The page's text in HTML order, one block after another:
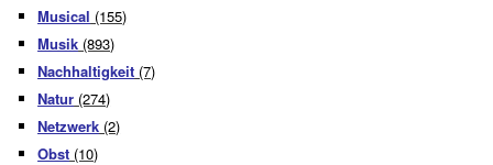
Musical (155)
Musik (893)
Nachhaltigkeit (7)
Natur (274)
Netzwerk (2)
Obst (10)